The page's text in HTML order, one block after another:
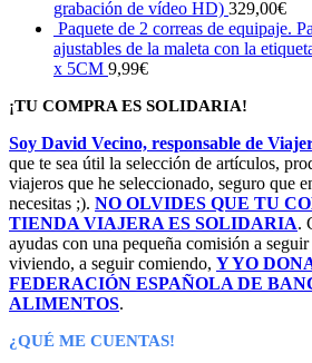
grabación de vídeo HD) 329,00€
Paquete de 2 correas de equipaje.
ajustables de la maleta con la
x 5CM 9,99€
¡TU COMPRA ES SOLIDARIA!
Soy David Vecino, responsable de
que te sea útil la selección de artículos,
viajeros que he seleccionado, seguro que
necesitas ;). NO OLVIDES QUE TU
TIENDA VIAJERA ES SOLIDARIA.
ayudas con una pequeña comisión a
viviendo, a seguir comiendo, Y YO
FEDERACIÓN ESPAÑOLA DE
ALIMENTOS.
¿QUÉ ME CUENTAS!